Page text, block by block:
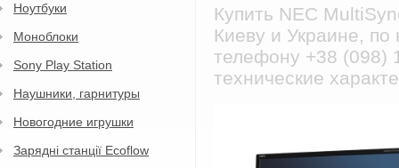
Ноутбуки
Моноблоки
Sony Play Station
Наушники, гарнитуры
Новогодние игрушки
Зарядні станції Ecoflow
Купить NEC
Киеву и Украине, по
телефону +38 (098)
технические